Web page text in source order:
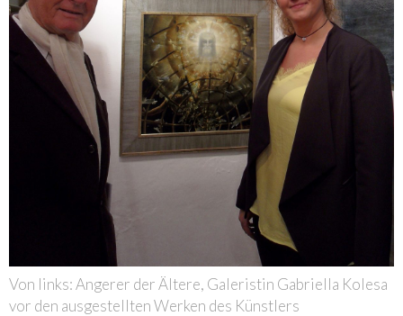
Von links: Angerer der Ältere, Galeristin Gabriella Kolesa
vor den ausgestellten Werken des Künstlers